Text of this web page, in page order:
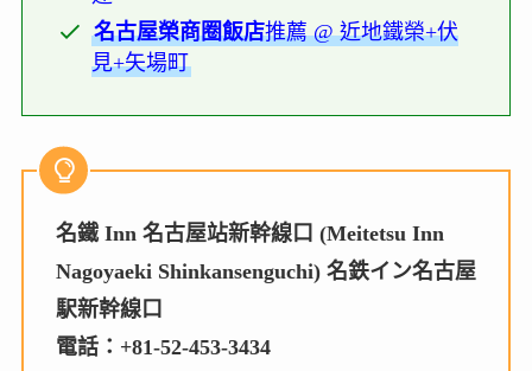
名古屋榮商圈飯店推薦 @ 近地鐵榮+伏
見+矢場町
名鐵 Inn 名古屋站新幹線口 (Meitetsu Inn
Nagoyaeki Shinkansenguchi) 名鉄イン名古屋
駅新幹線口
電話：+81-52-453-3434